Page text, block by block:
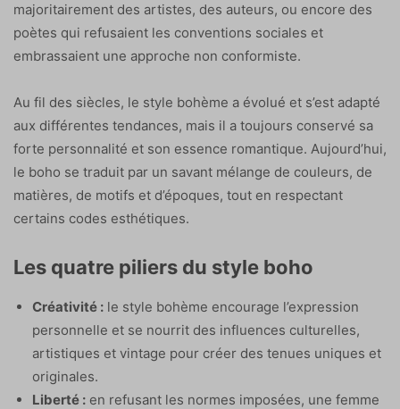
majoritairement des artistes, des auteurs, ou encore des
poètes qui refusaient les conventions sociales et
embrassaient une approche non conformiste.
Au fil des siècles, le style bohème a évolué et s’est adapté
aux différentes tendances, mais il a toujours conservé sa
forte personnalité et son essence romantique. Aujourd’hui,
le boho se traduit par un savant mélange de couleurs, de
matières, de motifs et d’époques, tout en respectant
certains codes esthétiques.
Les quatre piliers du style boho
Créativité : le style bohème encourage l’expression
personnelle et se nourrit des influences culturelles,
artistiques et vintage pour créer des tenues uniques et
originales.
Liberté : en refusant les normes imposées, une femme